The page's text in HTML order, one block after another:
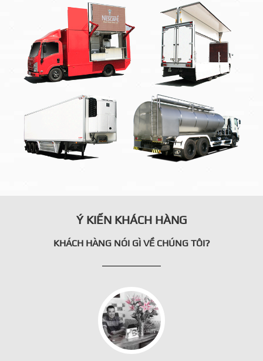
Ý KIẾN KHÁCH HÀNG
KHÁCH HÀNG NÓI GÌ VỀ CHÚNG TÔI?